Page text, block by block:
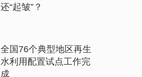
还“起皱”？
全国76个典型地区再生
水利用配置试点工作完
成